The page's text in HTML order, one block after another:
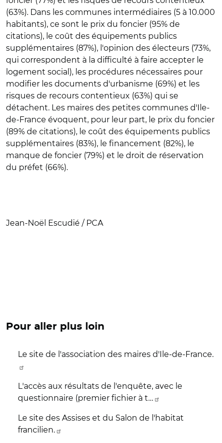
(63%). Dans les communes intermédiaires (5 à 10.000
habitants), ce sont le prix du foncier (95% de
citations), le coût des équipements publics
supplémentaires (87%), l'opinion des électeurs (73%,
qui correspondent à la difficulté à faire accepter le
logement social), les procédures nécessaires pour
modifier les documents d'urbanisme (69%) et les
risques de recours contentieux (63%) qui se
détachent. Les maires des petites communes d'Ile-
de-France évoquent, pour leur part, le prix du foncier
(89% de citations), le coût des équipements publics
supplémentaires (83%), le financement (82%), le
manque de foncier (79%) et le droit de réservation
du préfet (66%).
Jean-Noël Escudié / PCA
Pour aller plus loin
Le site de l'association des maires d'Ile-de-France.
L'accès aux résultats de l'enquête, avec le
questionnaire (premier fichier à t…
Le site des Assises et du Salon de l'habitat
francilien.